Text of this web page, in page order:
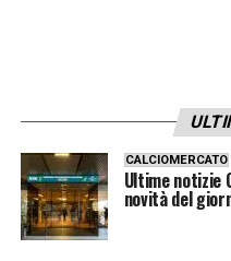
DYBALA–«Io
penso al Parma
difficile e sarà una
Dobbiamo fare una
CALCIOMERCATO
Ultime notizie
novità del